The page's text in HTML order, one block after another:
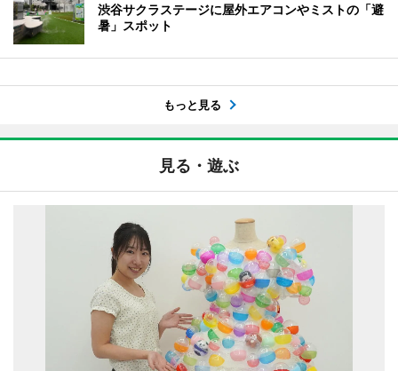
渋谷サクラステージに屋外エアコンやミストの「避
暑」スポット
もっと見る
見る・遊ぶ